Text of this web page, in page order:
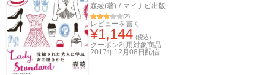
森綾(著) / マイナビ出版
(2)
レビューを書く
¥1,144 (税込)
クーポン利用対象商品
2017年12月08日 配信